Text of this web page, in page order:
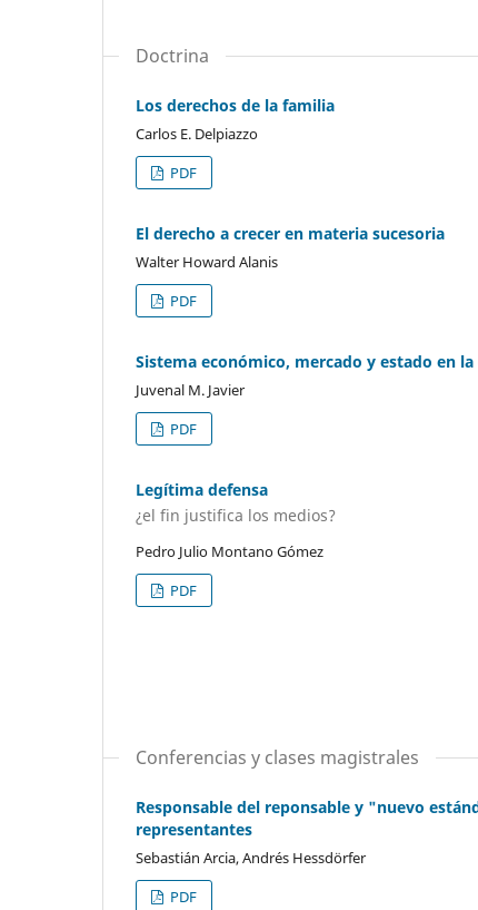
Doctrina
Los derechos de la familia
Carlos E. Delpiazzo
PDF
El derecho a crecer en materia sucesoria
Walter Howard Alanis
PDF
Sistema económico, mercado y estado en
Juvenal M. Javier
PDF
Legítima defensa
¿el fin justifica los medios?
Pedro Julio Montano Gómez
PDF
Conferencias y clases magistrales
Responsable del reponsable y "nuevo
representantes
Sebastián Arcia, Andrés Hessdörfer
PDF